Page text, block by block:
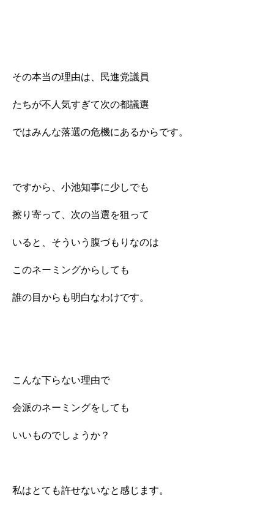
その本当の理由は、民進党議員
たちが不人気すぎて次の都議選
ではみんな落選の危機にあるからです。
ですから、小池知事に少しでも
擦り寄って、次の当選を狙って
いると、そういう腹づもりなのは
このネーミングからしても
誰の目からも明白なわけです。
こんな下らない理由で
会派のネーミングをしても
いいものでしょうか？
私はとても許せないなと感じます。